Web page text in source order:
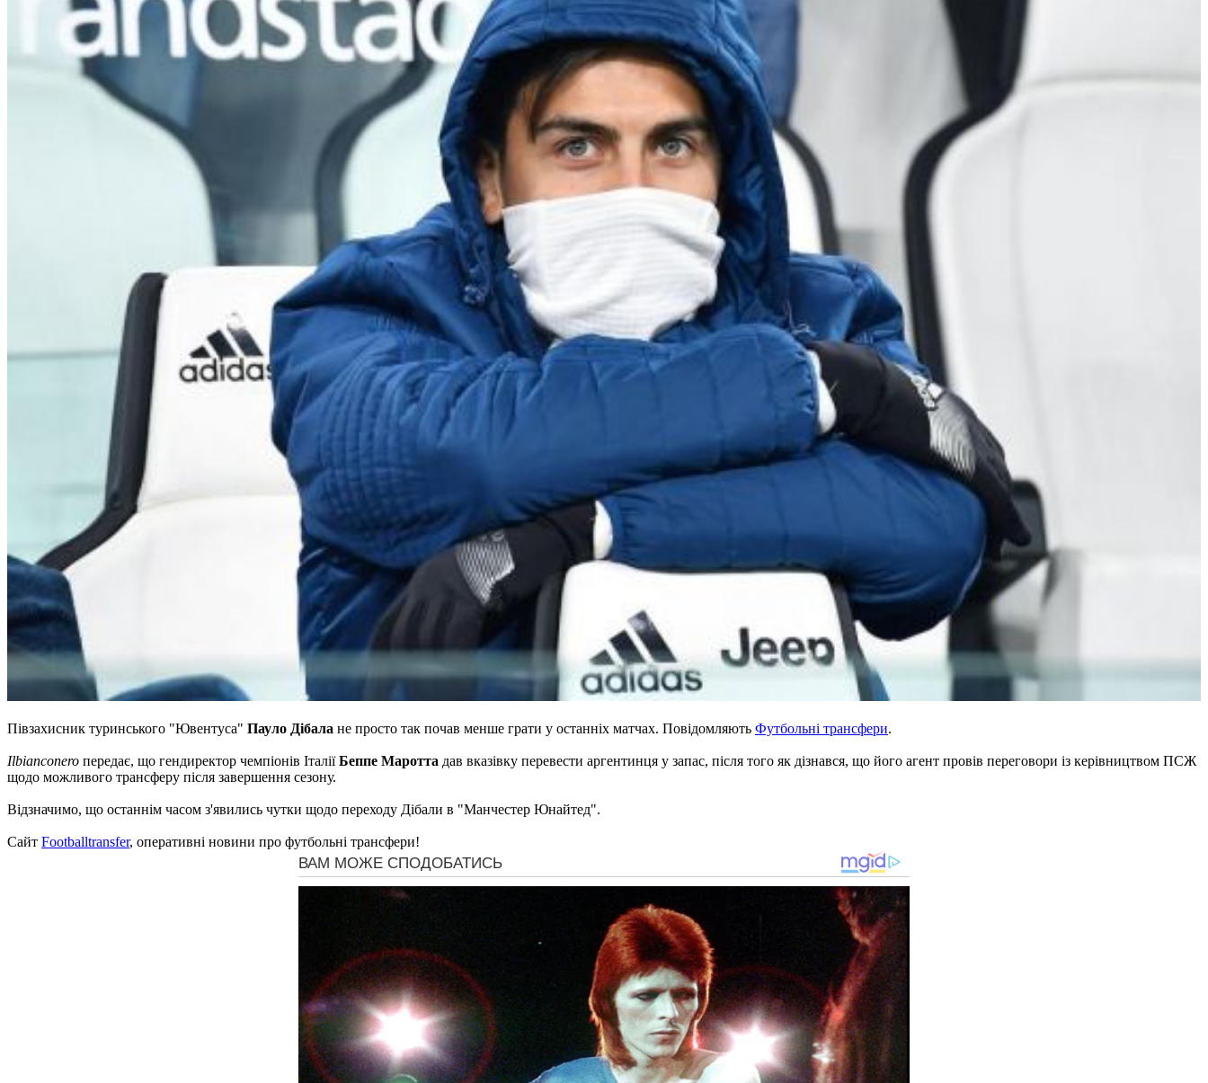
Півзахисник туринського "Ювентуса" Пауло Дібала не просто так почав менше грати у останніх матчах. Повідомляють Футбольні трансфери.
Ilbianconero передає, що гендиректор чемпіонів ІталіїБеппе Маротта дав вказівку перевести аргентинця у запас, після того як дізнався, що його агент провів переговори із керівництвом ПСЖ
щодо можливого трансферу після завершення сезону.
Відзначимо, що останнім часом з'явились чутки щодо переходу Дібали в "Манчестер Юнайтед".
Сайт Footballtransfer, оперативні новини про футбольні трансфери!